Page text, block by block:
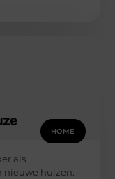
HOME
als
huizen.